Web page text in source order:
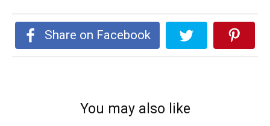
Share on Facebook
You may also like